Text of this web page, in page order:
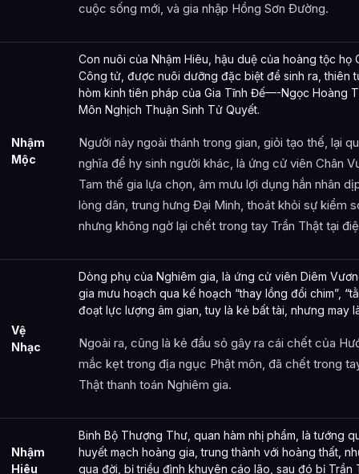
cuộc sống mới, và gia nhập Hồng Sơn Đường.
Nhậm
Mộc
Con nuôi của Nhậm Hiêu, hậu duệ của hoàng tộc họ
Công tử, được nuôi dưỡng đặc biệt để sinh ra, thiên
hòm kinh tiên pháp của Gia Tĩnh Đế—-Ngọc Hoàng
Môn Nghịch Thuận Sinh Tử Quyết.
Người này ngoài thánh trong gian, giỏi tạo thế, lại
nghĩa để hy sinh người khác, là ứng cử viên Chân
Tam thế gia lựa chọn, âm mưu lợi dụng hắn nhân
lòng dân, trung hưng Đại Minh, thoát khỏi sự kiểm
nhưng không ngờ lại chết trong tay Trần Thật tại
Vệ
Nhạc
Dòng phụ của Nghiêm gia, là ứng cử viên Diêm
gia mưu hoạch qua kế hoạch “thay lồng đổi chim”,
đoạt lực lượng âm gian, tuy là kẻ bất tài, nhưng may
Ngoài ra, cũng là kẻ đầu sỏ gây ra cái chết của
mắc kẹt trong địa ngục Phật môn, đã chết trong
Thật thanh toán Nghiêm gia.
Nhậm
Hiêu
Binh Bộ Thượng Thư, quan hàm nhị phẩm, là tướng
huyết mạch hoàng gia, trung thành với hoàng thất,
qua đời, bị triều đình khuyên cáo lão, sau đó bị Trần